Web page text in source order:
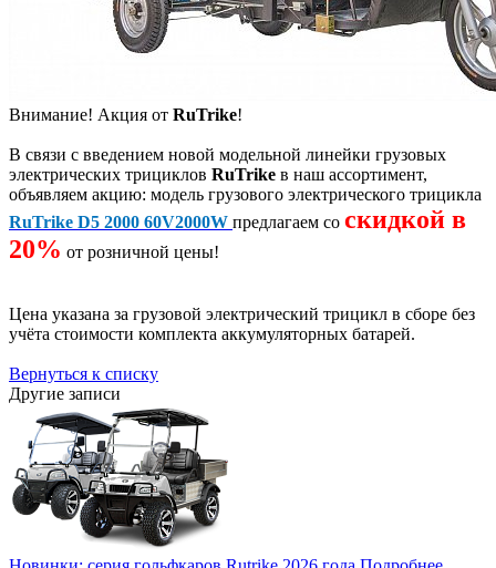
Внимание! Акция от RuTrike!
В связи с введением новой модельной линейки грузовых
электрических трициклов RuTrike в наш ассортимент,
объявляем акцию: модель грузового электрического трицикла
RuTrike D5 2000 60V2000W предлагаем со скидкой в
20% от розничной цены!
Цена указана за грузовой электрический трицикл в сборе без
учёта стоимости комплекта аккумуляторных батарей.
Вернуться к списку
Другие записи